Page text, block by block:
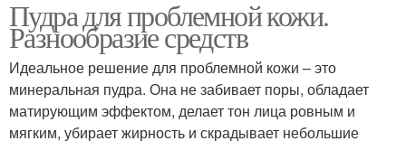
Пудра для проблемной кожи.
Разнообразие средств
Идеальное решение для проблемной кожи – это
минеральная пудра. Она не забивает поры, обладает
матирующим эффектом, делает тон лица ровным и
мягким, убирает жирность и скрадывает небольшие